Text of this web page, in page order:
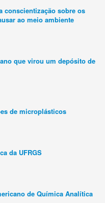
conscientização sobre os
ao meio ambiente
que virou um depósito de
de microplásticos
da UFRGS
de Química Analítica